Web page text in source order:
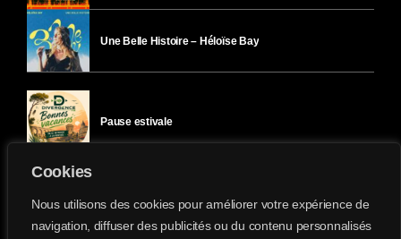
Cookies
Nous utilisons des cookies pour améliorer votre expérience de
navigation, diffuser des publicités ou du contenu personnalisés
Une Belle Histoire – Héloïse Bay
Pause estivale